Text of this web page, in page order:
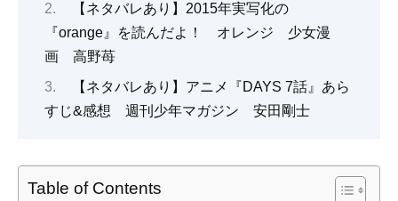
【ネタバレあり】2015年実写化の
『orange』を読んだよ！ オレンジ 少女漫
画 高野苺
【ネタバレあり】アニメ『DAYS 7話』あら
すじ&感想 週刊少年マガジン 安田剛士
Table of Contents